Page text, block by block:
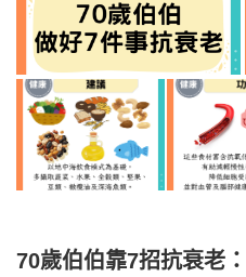
70歲伯伯靠7招抗衰老：